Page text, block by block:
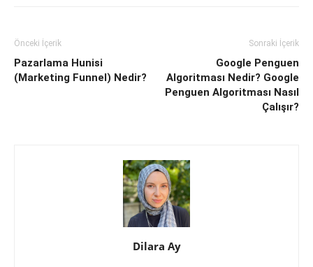
Önceki İçerik
Pazarlama Hunisi
(Marketing Funnel) Nedir?
Sonraki İçerik
Google Penguen
Algoritması Nedir? Google
Penguen Algoritması Nasıl
Çalışır?
Dilara Ay